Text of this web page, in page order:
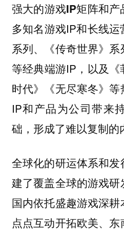
强大的游戏IP矩阵和产
多知名游戏IP和长线运
系列、《传奇世界》
等经典端游IP，以及
时代》《无尽寒冬》
IP和产品为公司带来
础，形成了难以复制的
全球化的研运体系和发
建了覆盖全球的游戏研
国内依托盛趣游戏深
点点互动开拓欧美、